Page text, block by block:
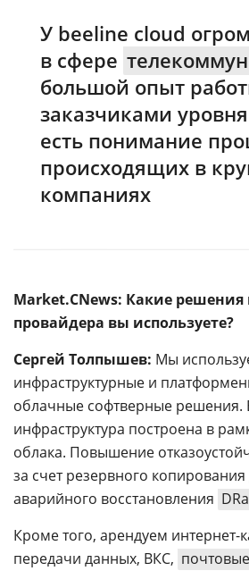
У beeline cloud
в сфере
большой опыт
заказчиками
есть понимание
происходящих в
компаниях
Market.CNews: Какие решения
провайдера вы используете?
Сергей Толпышев: Мы
инфраструктурные и
облачные софтверные решения.
инфраструктура построена в
облака. Повышение
за счет резервного
аварийного восстановления
Кроме того, арендуем интернет-
передачи данных, ВКС,